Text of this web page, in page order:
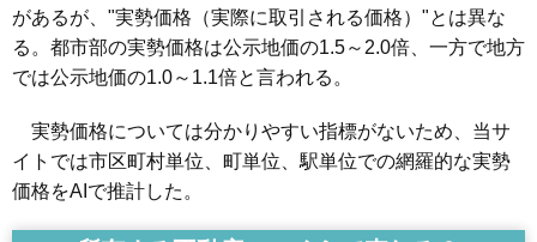
があるが、"実勢価格（実際に取引される価格）"とは異な
る。都市部の実勢価格は公示地価の1.5～2.0倍、一方で地方
では公示地価の1.0～1.1倍と言われる。
実勢価格については分かりやすい指標がないため、当サ
イトでは市区町村単位、町単位、駅単位での網羅的な実勢
価格をAIで推計した。